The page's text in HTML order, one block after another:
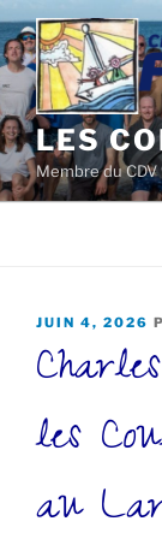
Aller
au
contenu
principal
LES
Membre du CDV
PUBLIÉ
JUIN 4, 2026
les
au